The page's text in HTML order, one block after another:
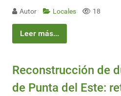
Autor Locales 18
Leer más...
Reconstrucción de
de Punta del Este: